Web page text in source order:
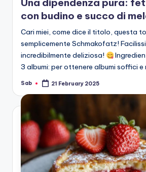
Una dipendenza pura:
con budino e succo di
Cari miei, come dice il titolo, questa
semplicemente Schmakofatz!
incredibilmente deliziosa!
3 albumi: per ottenere albumi soffici
Posted
Sab 21 February 2025